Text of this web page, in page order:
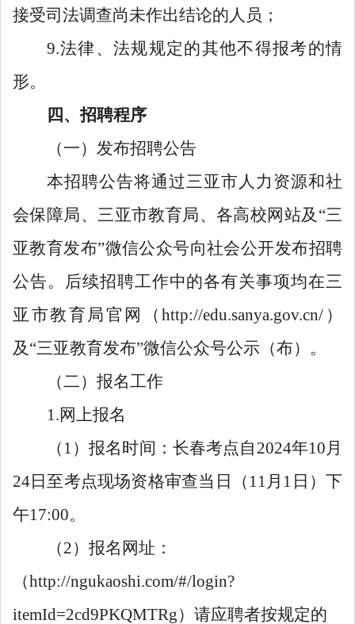
接受司法调查尚未作出结论的人员；
9.法律、法规规定的其他不得报考的情
形。
四、招聘程序
（一）发布招聘公告
本招聘公告将通过三亚市人力资源和社
会保障局、三亚市教育局、各高校网站及“三
亚教育发布”微信公众号向社会公开发布招聘
公告。后续招聘工作中的各有关事项均在三
亚市教育局官网（http://edu.sanya.gov.cn/）
及“三亚教育发布”微信公众号公示（布）。
（二）报名工作
1.网上报名
（1）报名时间：长春考点自2024年10月
24日至考点现场资格审查当日（11月1日）下
午17:00。
（2）报名网址：
（http://ngukaoshi.com/#/login?
itemId=2cd9PKQMTRg）请应聘者按规定的